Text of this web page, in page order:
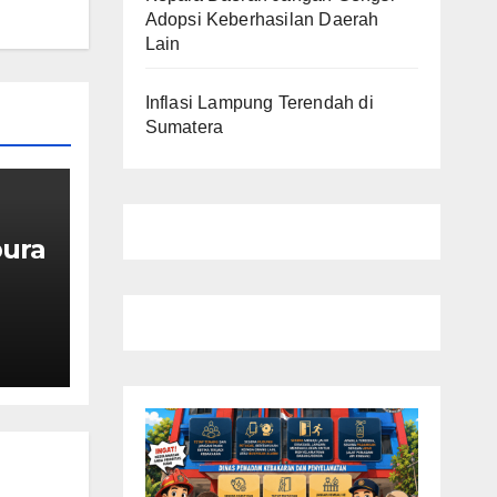
Adopsi Keberhasilan Daerah
Lain
Inflasi Lampung Terendah di
Sumatera